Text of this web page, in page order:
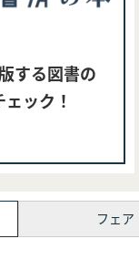
する図書の
ック！
フェア